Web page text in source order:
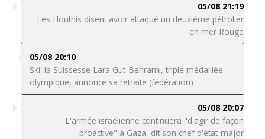
05/08 21:19
Les Houthis disent avoir attaqué un deuxième pétrolier
en mer Rouge
05/08 20:10
Ski: la Suissesse Lara Gut-Behrami, triple médaillée
olympique, annonce sa retraite (fédération)
05/08 20:07
L'armée israélienne continuera "d'agir de façon
proactive" à Gaza, dit son chef d'état-major